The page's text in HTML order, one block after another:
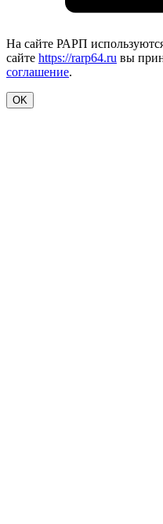
На сайте РАРП
сайте https://rarp64.ru вы
соглашение.
OK